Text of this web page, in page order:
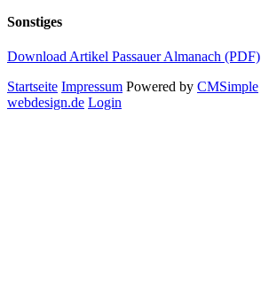
Sonstiges
Download Artikel Passauer Almanach (PDF)
Startseite Impressum Powered by CMSimple
webdesign.de Login